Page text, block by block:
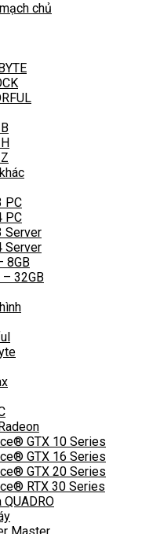
chủ
PC
PC
Server
Server
8GB
– 32GB
GTX 10 Series
GTX 16 Series
GTX 20 Series
RTX 30 Series